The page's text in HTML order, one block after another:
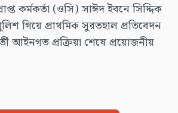
কর্মকর্তা (ওসি) সাঈদ ইবনে সিদ্দিক
গিয়ে প্রাথমিক সুরতহাল প্রতিবেদন
আইনগত প্রক্রিয়া শেষে প্রয়োজনীয়